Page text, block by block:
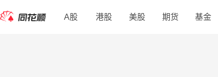
A股 港股 美股 期货 基金